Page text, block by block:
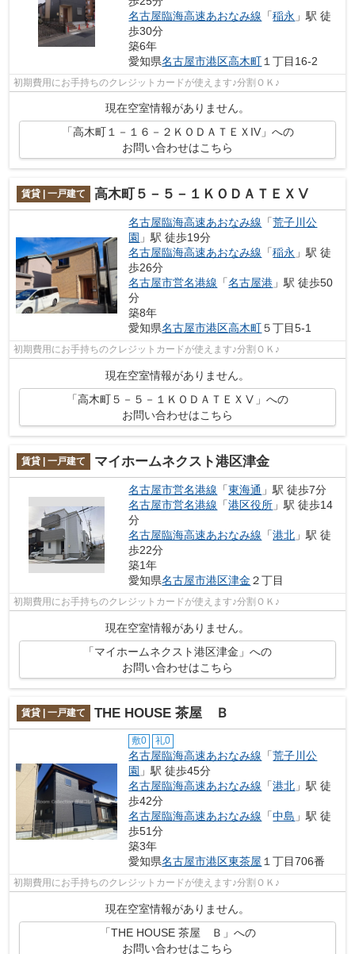
名古屋臨海高速あおなみ線 「稲永 」駅 徒
歩30分
築6年
愛知県名古屋市港区高木町 １丁目16-2
初期費用にお手持ちのクレジットカードが使えます♪分割ＯＫ♪
現在空室情報がありません。
「高木町１－１６－２ＫＯＤＡＴＥＸIV」への
お問い合わせはこちら
賃貸 | 一戸建て 高木町５－５－１ＫＯＤＡＴＥＸⅤ
名古屋臨海高速あおなみ線 「荒子川公
園 」駅 徒歩19分
名古屋臨海高速あおなみ線 「稲永 」駅 徒
歩26分
名古屋市営名港線 「名古屋港 」駅 徒歩50
分
築8年
愛知県名古屋市港区高木町５丁目5-1
初期費用にお手持ちのクレジットカードが使えます♪分割ＯＫ♪
現在空室情報がありません。
「高木町５－５－１ＫＯＤＡＴＥＸⅤ」への
お問い合わせはこちら
賃貸 | 一戸建て マイホームネクスト港区津金
名古屋市営名港線 「東海通 」駅 徒歩7分
名古屋市営名港線 「港区役所 」駅 徒歩14
分
名古屋臨海高速あおなみ線 「港北 」駅 徒
歩22分
築1年
愛知県名古屋市港区津金 ２丁目
初期費用にお手持ちのクレジットカードが使えます♪分割ＯＫ♪
現在空室情報がありません。
「マイホームネクスト港区津金」への
お問い合わせはこちら
賃貸 | 一戸建て THE HOUSE 茶屋 Ｂ
敷0 礼0
名古屋臨海高速あおなみ線 「荒子川公
園 」駅 徒歩45分
名古屋臨海高速あおなみ線 「港北 」駅 徒
歩42分
名古屋臨海高速あおなみ線 「中島 」駅 徒
歩51分
築3年
愛知県名古屋市港区東茶屋 １丁目706番
初期費用にお手持ちのクレジットカードが使えます♪分割ＯＫ♪
現在空室情報がありません。
「THE HOUSE 茶屋 Ｂ」への
お問い合わせはこちら